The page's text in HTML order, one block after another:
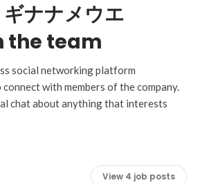
ナナメウエ
the team
social networking platform
with members of the company.
chat about anything that interests
View 4 job posts